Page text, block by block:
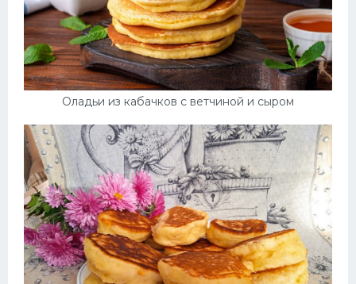
Оладьи из кабачков с ветчиной и сыром